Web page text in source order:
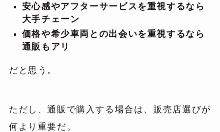
安心感やアフターサービスを重視するなら
大手チェーン
価格や希少車両との出会いを重視するなら
通販もアリ
だと思う。
ただし、通販で購入する場合は、販売店選びが
何より重要だ。